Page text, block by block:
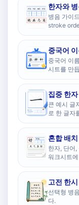
한자와
병음 가이
stroke
중국어
중국어 이
시트를 만
집중 한
큰 예시 글
로 한 글자
혼합 배
한자, 단어
워크시트
고전 한
선택형 병
다.